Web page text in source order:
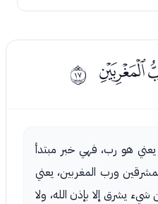
ﰐ
يعني هو رب، فهي خبر مبتدأ
ورب المغربين، يعني
يشرق إلا بإذن الله، ولا